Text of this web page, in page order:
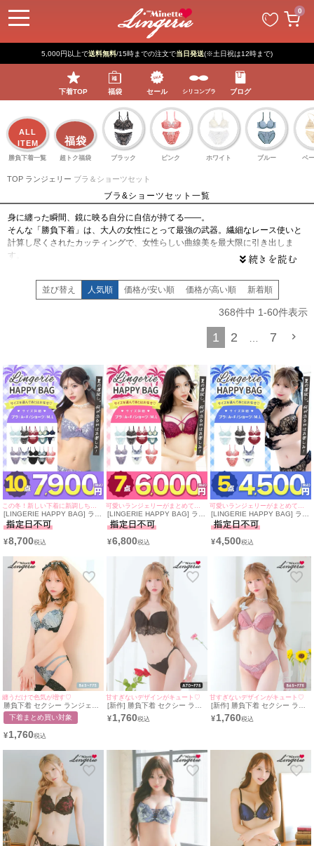
0
5,000円以上で送料無料/15時までの注文で当日発送(※土日祝は12時まで)
下着TOP 福袋 セール シリコンブラ ブログ
ALL
ITEM
勝負下着一覧
福袋
超トク福袋 ブラック ピンク ホワイト ブルー ベ
TOP ランジェリー ブラ＆ショーツセット
ブラ&ショーツセット一覧
身に纏った瞬間、鏡に映る自分に自信が持てる——。
そんな「勝負下着」は、大人の女性にとって最強の武器。繊細なレース使いと
計算し尽くされたカッティングで、女性らしい曲線美を最大限に引き出しま
す。
贅沢なディテールが紡ぐ、圧倒的なヒロイン感
胸元を飾る華やかな刺繍は、お肌を明るく綺麗に見せてくれるだけでなく、顔
回りまで華やかな印象に。 贅沢なボリュームのパッドが理想のふっくらバスト
をメイクし、谷間を美しくキープしてくれるから、どんなお洋服の下でもシル
バックスタイルまでこだわったデザインは、360度どこから見られても隙のな
い美しさ。 透け感のあるレースのショーツは、脚を長く、お尻をキュッと上向
きに見せてくれる視覚効果もバッチリ♪ 「いつもよりちょっと大胆に、でも上
品に」。そんなわがままな願いを叶えてくれる、まさに極上のセットアップで
す。
並び替え 人気順 価格が安い順 価格が高い順 新着順
368件中 1-60件表示
1 2 … 7
[LINGERIE HAPPY BAG] ラン
ジェリー10点セット(ブラジャ
ー＆ショーツ10点セット)
¥8,700
[LINGERIE HAPPY BAG] ラン
ジェリー7点セット(ブラジャー
＆ショーツ7点セット)
¥6,800
[LINGERIE HAPPY BAG] ラン
ジェリー5点セット(ブラジャー
＆ショーツ5点セット)
¥4,500
纏うだけで色気が増す♡
勝負下着 セクシー ランジェリ
ー エレガントローズ シアー ブ
ラックレース ワイヤー ブラジ
下着まとめ買い対象
¥1,760
甘すぎないデザインがキュート♡
[新作] 勝負下着 セクシー ラン
ジェリー フレア レース ブラッ
ク 黒 モールドカップ ブラジャ
¥1,760
甘すぎないデザインがキュート♡
[新作] 勝負下着 セクシー ラン
ジェリー ラメ チュールフリル
フラワーレース リボン ピンク
¥1,760
ペー
ジト